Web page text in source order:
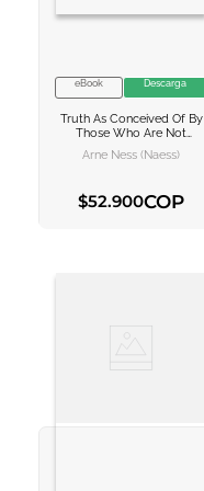
VER INFORMACION
AGREGAR AL
eBook Descarga
Truth As Conceived Of By
Those Who Are Not
Professional Philosophers
Arne Ness (naess)
$52.900COP